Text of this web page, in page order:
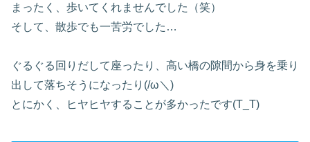
まったく、歩いてくれませんでした（笑）
そして、散歩でも一苦労でした…
ぐるぐる回りだして座ったり、高い橋の隙間から身を乗り
出して落ちそうになったり(/ω＼)
とにかく、ヒヤヒヤすることが多かったです(T_T)